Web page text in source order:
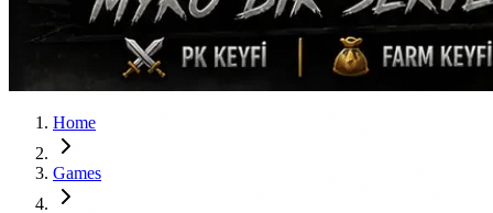
Home
Games